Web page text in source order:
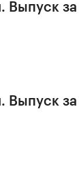
Выпуск
Выпуск